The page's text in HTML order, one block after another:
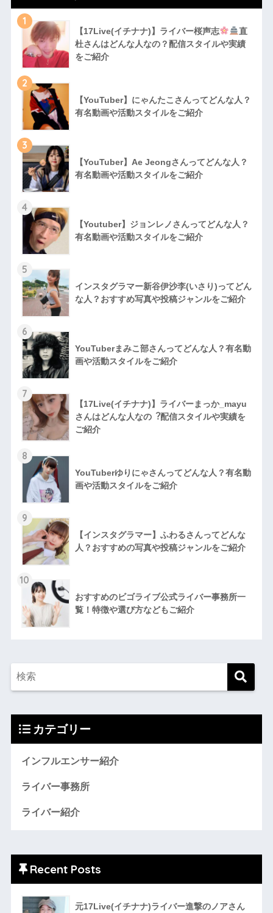
1
【17Live(イチナナ)】ライバー桜声志
直
杜さんはどんな人なの？配信スタイルや実績
をご紹介
2
【YouTuber】にゃんたこさんってどんな⼈？
有名動画や活動スタイルをご紹介
3
【YouTuber】Ae Jeongさんってどんな⼈？
有名動画や活動スタイルをご紹介
4
【Youtuber】ジョンレノさんってどんな人？
有名動画や活動スタイルをご紹介
5
インスタグラマー新谷伊沙李(いさり)ってどん
な⼈？おすすめ写真や投稿ジャンルをご紹介
6
YouTuberまみこ部さんってどんな⼈？有名動
画や活動スタイルをご紹介
7
【17Live(イチナナ)】ライバーまっか_mayu
さんはどんな人なの︖配信スタイルや実績を
ご紹介
8
YouTuberゆりにゃさんってどんな⼈？有名動
画や活動スタイルをご紹介
9
【インスタグラマー】ふわるさんってどんな
人？おすすめの写真や投稿ジャンルをご紹介
10
おすすめのビゴライブ公式ライバー事務所一
覧！特徴や選び方などもご紹介
カテゴリー
インフルエンサー紹介
ライバー事務所
ライバー紹介
Recent Posts
元17Live(イチナナ)ライバー進撃のノアさん